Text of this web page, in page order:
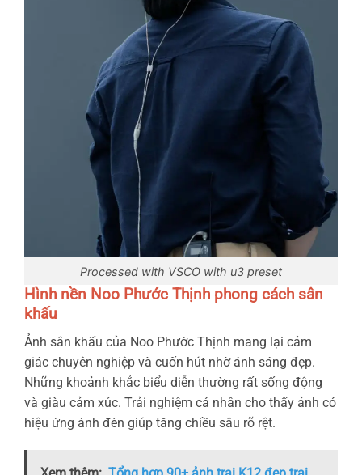
Processed with VSCO with u3 preset
Hình nền Noo Phước Thịnh phong cách sân
khấu
Ảnh sân khấu của Noo Phước Thịnh mang lại cảm
giác chuyên nghiệp và cuốn hút nhờ ánh sáng đẹp.
Những khoảnh khắc biểu diễn thường rất sống động
và giàu cảm xúc. Trải nghiệm cá nhân cho thấy ảnh có
hiệu ứng ánh đèn giúp tăng chiều sâu rõ rệt.